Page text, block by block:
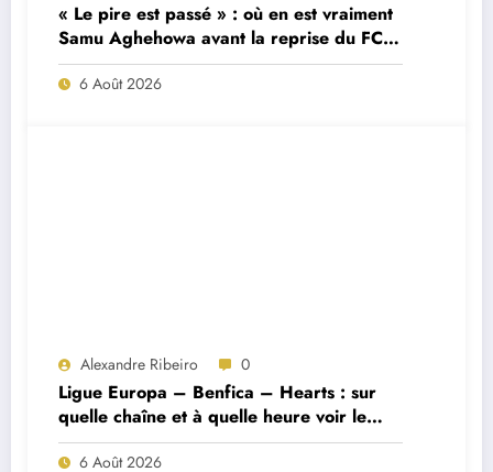
« Le pire est passé » : où en est vraiment
Samu Aghehowa avant la reprise du FC
Porto ?
6 Août 2026
Alexandre Ribeiro 0
Ligue Europa – Benfica – Hearts : sur
quelle chaîne et à quelle heure voir le
match ?
6 Août 2026